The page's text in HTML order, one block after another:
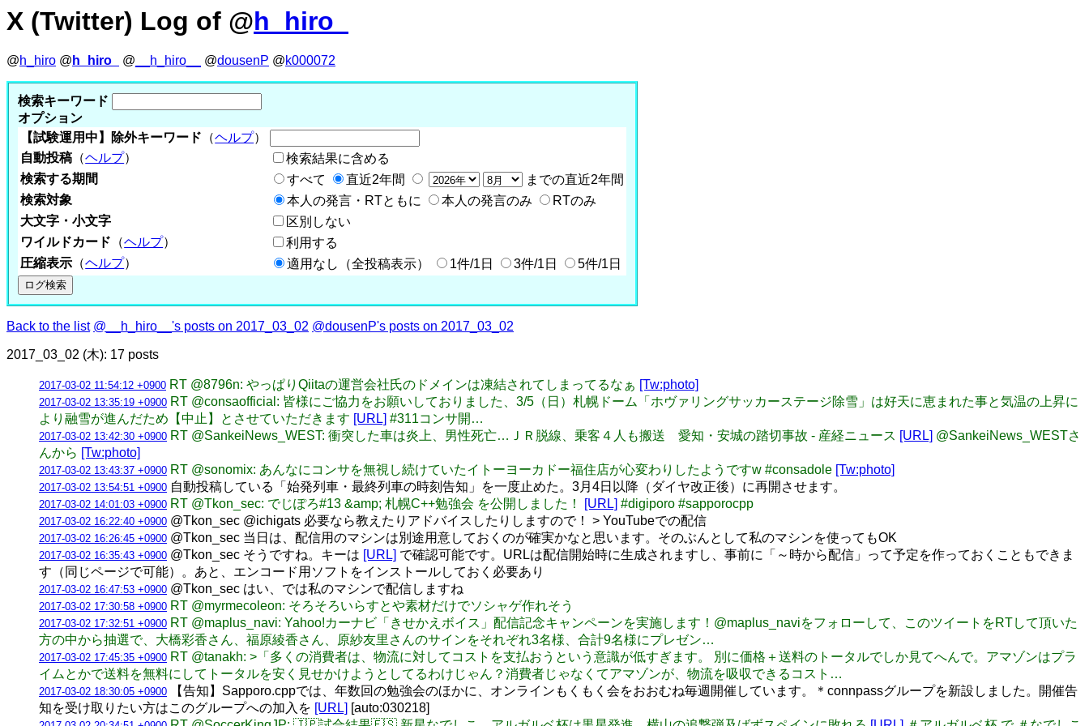
X (Twitter) Log of @h_hiro_
@h_hiro @ h_hiro_ @ __h_hiro__ @dousenP @k000072
検索キーワード
オプション
【試験運用中】除外キーワード （ヘルプ）
自動投稿 （ヘルプ）
検索結果に含める
検索する期間
すべて 直近2年間
までの直近2年間
検索対象
本人の発言・RTともに 本人の発言のみ
RTのみ
大文字・小文字
区別しない
ワイルドカード （ヘルプ）
利用する
圧縮表示 （ヘルプ） 適用なし（全投稿表示） 1件/1日 3件/1日 5件/1日
Back to the list @__h_hiro__'s posts on 2017_03_02 @dousenP's posts on 2017_03_02
2017_03_02 (木): 17 posts
2017-03-02 11:54:12 +0900 RT @8796n: やっぱりQiitaの運営会社氏のドメインは凍結されてしまってるなぁ [Tw:photo]
2017-03-02 13:35:19 +0900 RT @consaofficial: 皆様にご協力をお願いしておりました、3/5（日）札幌ドーム「ホヴァリングサッカーステージ除雪」は好天に恵まれた事と気温の上昇に
より融雪が進んだため【中止】とさせていただきます [URL] #311コンサ開…
2017-03-02 13:42:30 +0900 RT @SankeiNews_WEST: 衝突した車は炎上、男性死亡…ＪＲ脱線、乗客４人も搬送 愛知・安城の踏切事故 - 産経ニュース [URL] @SankeiNews_WESTさ
んから [Tw:photo]
2017-03-02 13:43:37 +0900 RT @sonomix: あんなにコンサを無視し続けていたイトーヨーカドー福住店が心変わりしたようですw #consadole [Tw:photo]
2017-03-02 13:54:51 +0900 自動投稿している「始発列車・最終列車の時刻告知」を一度止めた。3月4日以降（ダイヤ改正後）に再開させます。
2017-03-02 14:01:03 +0900 RT @Tkon_sec: でじぽろ#13 &amp; 札幌C++勉強会 を公開しました！ [URL] #digiporo #sapporocpp
2017-03-02 16:22:40 +0900 @Tkon_sec @ichigats 必要なら教えたりアドバイスしたりしますので！ > YouTubeでの配信
2017-03-02 16:26:45 +0900 @Tkon_sec 当日は、配信用のマシンは別途用意しておくのが確実かなと思います。そのぶんとして私のマシンを使ってもOK
2017-03-02 16:35:43 +0900 @Tkon_sec そうですね。キーは [URL] で確認可能です。URLは配信開始時に生成されますし、事前に「～時から配信」って予定を作っておくこともできま
す（同じページで可能）。あと、エンコード用ソフトをインストールしておく必要あり
2017-03-02 16:47:53 +0900 @Tkon_sec はい、では私のマシンで配信しますね
2017-03-02 17:30:58 +0900 RT @myrmecoleon: そろそろいらすとや素材だけでソシャゲ作れそう
2017-03-02 17:32:51 +0900 RT @maplus_navi: Yahoo!カーナビ「きせかえボイス」配信記念キャンペーンを実施します！@maplus_naviをフォローして、このツイートをRTして頂いた
方の中から抽選で、大橋彩香さん、福原綾香さん、原紗友里さんのサインをそれぞれ3名様、合計9名様にプレゼン…
2017-03-02 17:45:35 +0900 RT @tanakh: >「多くの消費者は、物流に対してコストを支払おうという意識が低すぎます。 別に価格＋送料のトータルでしか見てへんで。アマゾンはプラ
イムとかで送料を無料にしてトータルを安く見せかけようとしてるわけじゃん？消費者じゃなくてアマゾンが、物流を吸収できるコスト…
2017-03-02 18:30:05 +0900 【告知】Sapporo.cppでは、年数回の勉強会のほかに、オンラインもくもく会をおおむね毎週開催しています。＊connpassグループを新設しました。開催告
知を受け取りたい方はこのグループへの加入を [URL] [auto:030218]